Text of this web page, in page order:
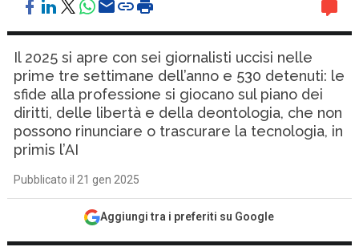
Il 2025 si apre con sei giornalisti uccisi nelle
prime tre settimane dell’anno e 530 detenuti: le
sfide alla professione si giocano sul piano dei
diritti, delle libertà e della deontologia, che non
possono rinunciare o trascurare la tecnologia, in
primis l’AI
Pubblicato il 21 gen 2025
Aggiungi tra i preferiti su Google